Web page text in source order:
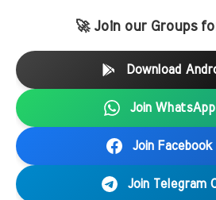
🚀 Join our Groups
Download
Join
Join Facebook
Join Telegram